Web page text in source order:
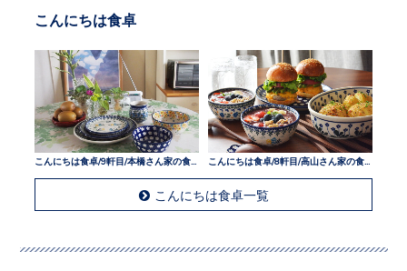
こんにちは食卓/8軒目/高山さん家の食卓
こんにちは食卓一覧